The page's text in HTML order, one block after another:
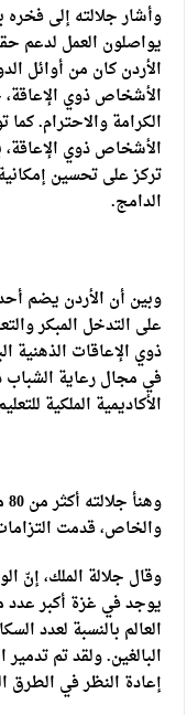
وأشار جلالته إلى فخره
يواصلون العمل لدعم
الأردن كان من أوائل
الأشخاص ذوي الإعاقة،
الكرامة والاحترام.
الأشخاص ذوي الإعاقة،
تركز على تحسين
الدامج.
وبين أن الأردن يضم
على التدخل المبكر
ذوي الإعاقات الذهنية
في مجال رعاية الشباب
الأكاديمية الملكية
والخاص، قدمت
وقال جلالة الملك، إنّ
يوجد في غزة أكبر عدد
العالم بالنسبة لعدد
البالغين. ولقد تم
إعادة النظر في الطرق